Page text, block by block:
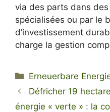
via des parts dans
spécialisées ou par le
d’investissement
charge la gestion
Kategorien
Erneuerbare
Défricher 19
énergie « verte » : la